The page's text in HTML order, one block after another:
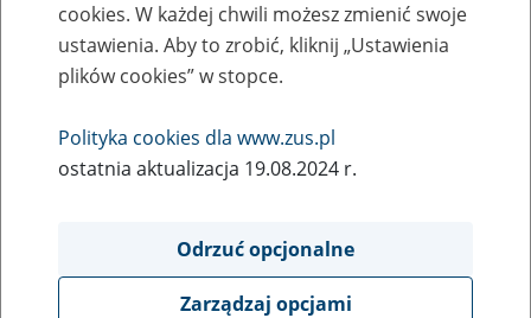
Zaproś ZUS do siebie - zakładanie profili
eZUS w siedzibie Twojej firmy
Rodzaj wydarzenia
Szkolenia
obsługa klientów
cookies. W każdej chwili możesz zmienić swoje
ustawienia. Aby to zrobić, kliknij „Ustawienia
plików cookies” w stopce.
Polityka cookies dla www.zus.pl
ostatnia aktualizacja 19.08.2024 r.
Odrzuć opcjonalne
Zarządzaj opcjami